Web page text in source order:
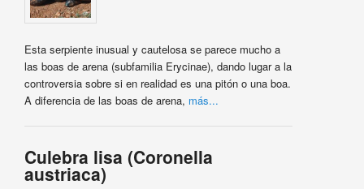
Esta serpiente inusual y cautelosa se parece mucho a
las boas de arena (subfamilia Erycinae), dando lugar a la
controversia sobre si en realidad es una pitón o una boa.
A diferencia de las boas de arena, más...
Culebra lisa (Coronella
austriaca)